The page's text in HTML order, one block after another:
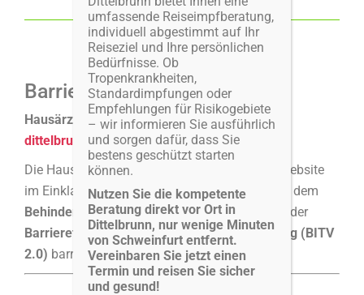
Barrierefreiheitserklärung
Hausärzte Dittelbrunn –https://hausarzt-
dittelbrunn.de
Die Hausärzte Dittelbrunn sind bestrebt, ihre Website
im Einklang mit derRichtlinie (EU) 2016/2102
, dem
Behindertengleichstellungsgesetz (BGG)
und der
Barrierefreie-Informationstechnik-Verordnung (BITV
2.0) barrierefrei zugänglich zu machen.
umfassende Reiseimpfberatung,
individuell abgestimmt auf Ihr
Reiseziel und Ihre persönlichen
Bedürfnisse. Ob
Tropenkrankheiten,
Standardimpfungen oder
Empfehlungen für Risikogebiete
– wir informieren Sie ausführlich
und sorgen dafür, dass Sie
bestens geschützt starten
können.
Nutzen Sie die kompetente
Beratung direkt vor Ort in
Dittelbrunn, nur wenige Minuten
von Schweinfurt entfernt.
Vereinbaren Sie jetzt einen
Termin und reisen Sie sicher
und gesund!